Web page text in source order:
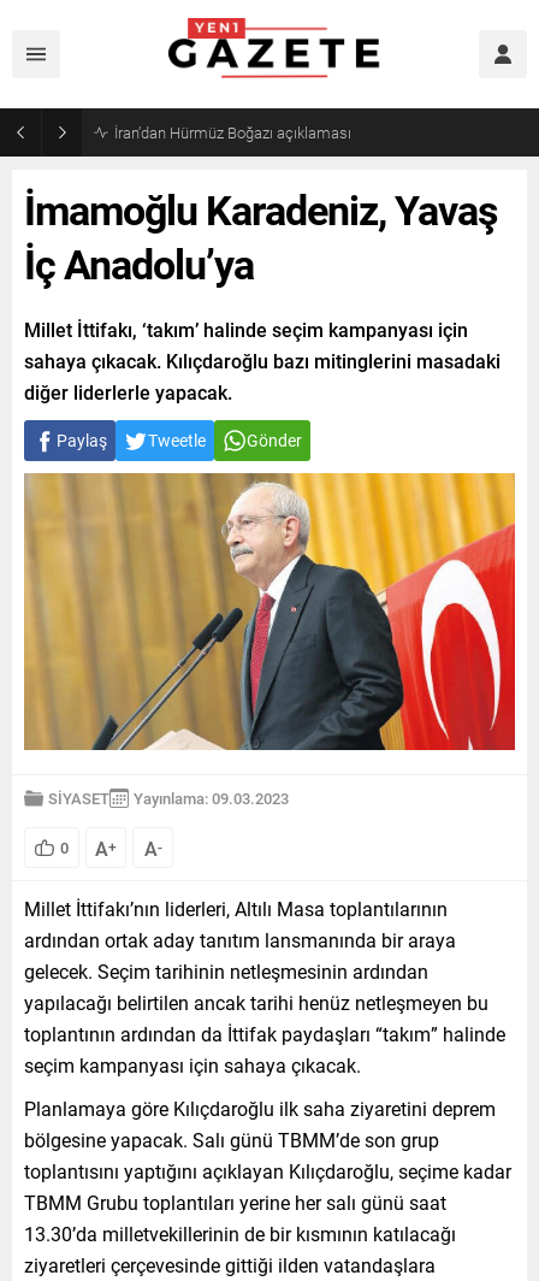
Öğrenci affı yürürlüğe girdi!
İmamoğlu Karadeniz, Yavaş
İç Anadolu’ya
Millet İttifakı, ‘takım’ halinde seçim kampanyası için
sahaya çıkacak. Kılıçdaroğlu bazı mitinglerini masadaki
diğer liderlerle yapacak.
Paylaş Tweetle Gönder
SİYASET Yayınlama: 09.03.2023
0 A+ A-
Millet İttifakı’nın liderleri, Altılı Masa toplantılarının
ardından ortak aday tanıtım lansmanında bir araya
gelecek. Seçim tarihinin netleşmesinin ardından
yapılacağı belirtilen ancak tarihi henüz netleşmeyen bu
toplantının ardından da İttifak paydaşları “takım” halinde
seçim kampanyası için sahaya çıkacak.
Planlamaya göre Kılıçdaroğlu ilk saha ziyaretini deprem
bölgesine yapacak. Salı günü TBMM’de son grup
toplantısını yaptığını açıklayan Kılıçdaroğlu, seçime kadar
TBMM Grubu toplantıları yerine her salı günü saat
13.30’da milletvekillerinin de bir kısmının katılacağı
ziyaretleri çerçevesinde gittiği ilden vatandaşlara